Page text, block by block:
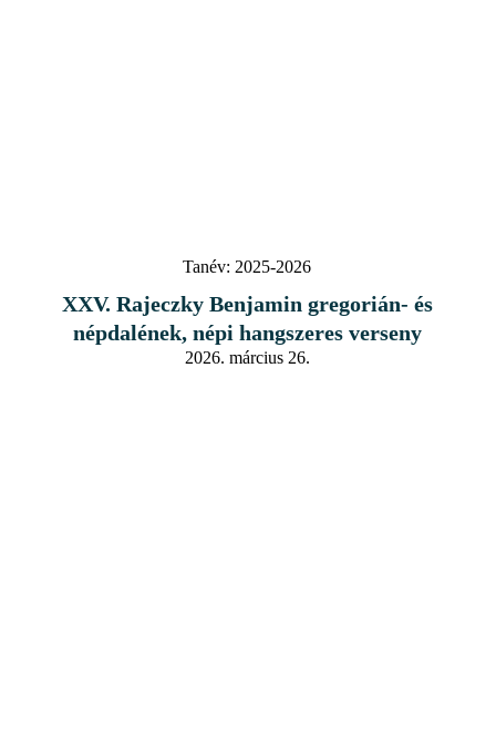
Tanév: 2025-2026
XXV. Rajeczky Benjamin gregorián- és
népdalének, népi hangszeres verseny
2026. március 26.